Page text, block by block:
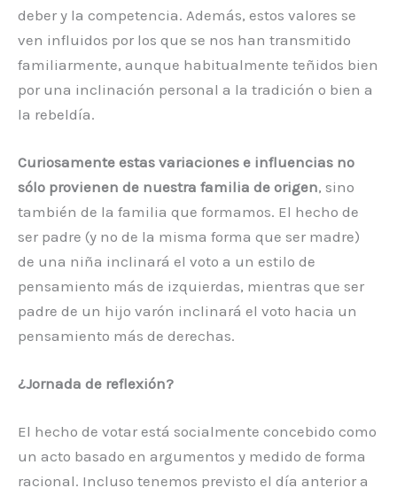
deber y la competencia. Además, estos valores se
ven influidos por los que se nos han transmitido
familiarmente, aunque habitualmente teñidos bien
por una inclinación personal a la tradición o bien a
la rebeldía.
Curiosamente estas variaciones e influencias no
sólo provienen de nuestra familia de origen, sino
también de la familia que formamos. El hecho de
ser padre (y no de la misma forma que ser madre)
de una niña inclinará el voto a un estilo de
pensamiento más de izquierdas, mientras que ser
padre de un hijo varón inclinará el voto hacia un
pensamiento más de derechas.
¿Jornada de reflexión?
El hecho de votar está socialmente concebido como
un acto basado en argumentos y medido de forma
racional. Incluso tenemos previsto el día anterior a